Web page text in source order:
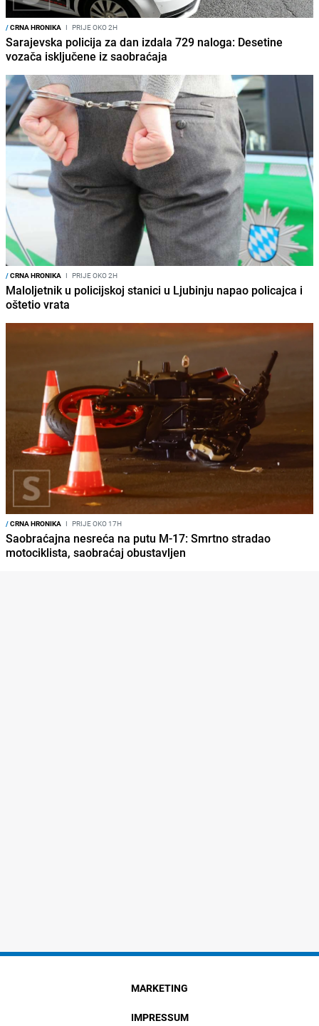
/CRNA HRONIKA I PRIJE OKO 2H
Sarajevska policija za dan izdala 729 naloga: Desetine
vozača isključene iz saobraćaja
/CRNA HRONIKA I PRIJE OKO 2H
Maloljetnik u policijskoj stanici u Ljubinju napao policajca i
oštetio vrata
/CRNA HRONIKA I PRIJE OKO 17H
Saobraćajna nesreća na putu M-17: Smrtno stradao
motociklista, saobraćaj obustavljen
MARKETING
IMPRESSUM